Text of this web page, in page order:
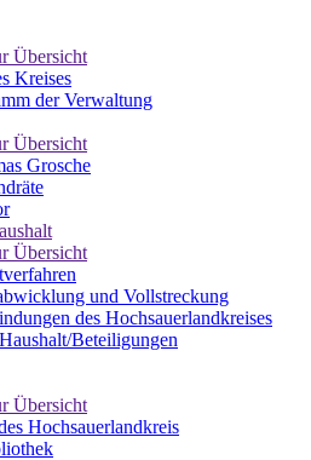
Übersicht
Kreises
der Verwaltung
Übersicht
Grosche
Übersicht
und Vollstreckung
des Hochsauerlandkreises
Beteiligungen
Übersicht
Hochsauerlandkreis